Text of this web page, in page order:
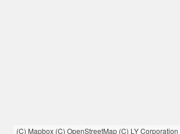
(C) Mapbox (C) OpenStreetMap (C) LY Corporation